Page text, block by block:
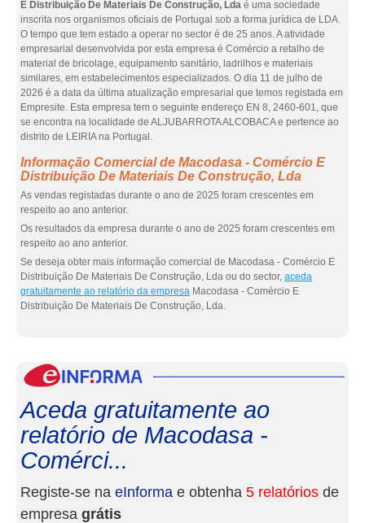
E Distribuição De Materiais De Construção, Lda é uma sociedade
inscrita nos organismos oficiais de Portugal sob a forma jurídica de LDA.
O tempo que tem estado a operar no sector é de 25 anos. A atividade
empresarial desenvolvida por esta empresa é Comércio a retalho de
material de bricolage, equipamento sanitário, ladrilhos e materiais
similares, em estabelecimentos especializados. O dia 11 de julho de
2026 é a data da última atualização empresarial que temos registada em
Empresite. Esta empresa tem o seguinte endereço EN 8, 2460-601, que
se encontra na localidade de ALJUBARROTA ALCOBACA e pertence ao
distrito de LEIRIA na Portugal.
Informação Comercial de Macodasa - Comércio E
Distribuição De Materiais De Construção, Lda
As vendas registadas durante o ano de 2025 foram crescentes em
respeito ao ano anterior.
Os resultados da empresa durante o ano de 2025 foram crescentes em
respeito ao ano anterior.
Se deseja obter mais informação comercial de Macodasa - Comércio E
Distribuição De Materiais De Construção, Lda ou do sector, aceda
gratuitamente ao relatório da empresa Macodasa - Comércio E
Distribuição De Materiais De Construção, Lda.
Aceda gratuitamente ao
relatório de Macodasa -
Comérci...
Registe-se na eInforma e obtenha 5 relatórios de
empresa grátis